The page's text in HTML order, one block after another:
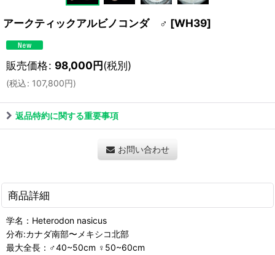
アークティックアルビノコンダ ♂ [WH39]
販売価格: 98,000円(税別)
(税込: 107,800円)
返品特約に関する重要事項
お問い合わせ
商品詳細
学名：Heterodon nasicus
分布:カナダ南部〜メキシコ北部
最大全長：♂40~50cm ♀50~60cm